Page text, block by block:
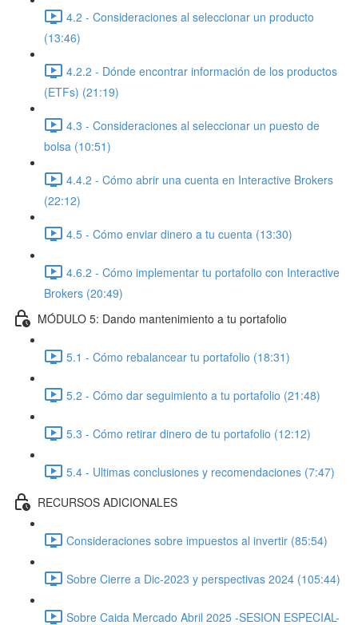
4.2 - Consideraciones al seleccionar un producto
(13:46)
4.2.2 - Dónde encontrar información de los productos
(ETFs) (21:19)
4.3 - Consideraciones al seleccionar un puesto de
bolsa (10:51)
4.4.2 - Cómo abrir una cuenta en Interactive Brokers
(22:12)
4.5 - Cómo enviar dinero a tu cuenta (13:30)
4.6.2 - Cómo implementar tu portafolio con Interactive
Brokers (20:49)
MÓDULO 5: Dando mantenimiento a tu portafolio
5.1 - Cómo rebalancear tu portafolio (18:31)
5.2 - Cómo dar seguimiento a tu portafolio (21:48)
5.3 - Cómo retirar dinero de tu portafolio (12:12)
5.4 - Ultimas conclusiones y recomendaciones (7:47)
RECURSOS ADICIONALES
Consideraciones sobre impuestos al invertir (85:54)
Sobre Cierre a Dic-2023 y perspectivas 2024 (105:44)
Sobre Caida Mercado Abril 2025 -SESION ESPECIAL-